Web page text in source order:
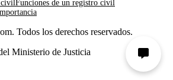
civilFunciones de un registro civil
Todos los derechos reservados.
Ministerio de Justicia